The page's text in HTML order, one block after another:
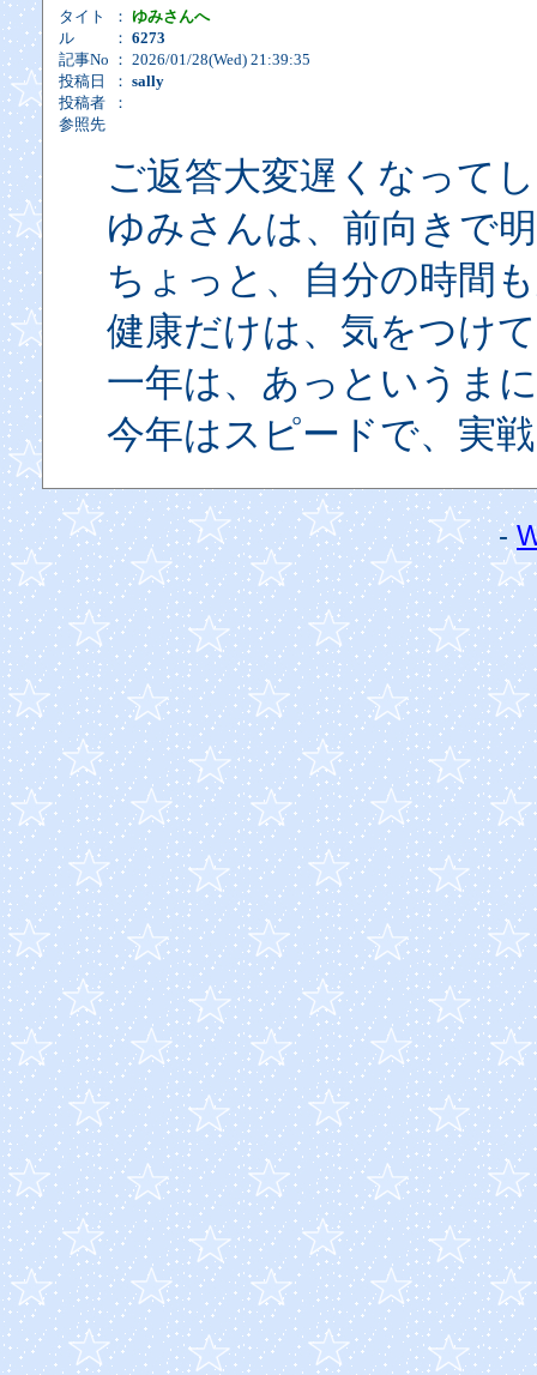
タイト
ル
記事No
投稿日
投稿者
参照先
：ゆみさんへ
：6273
： 2026/01/28(Wed) 21:39:35
：sally
：
ご返答大変遅くなって
ゆみさんは、前向きで
ちょっと、自分の時間
健康だけは、気をつけ
一年は、あっというま
今年はスピードで、実
-